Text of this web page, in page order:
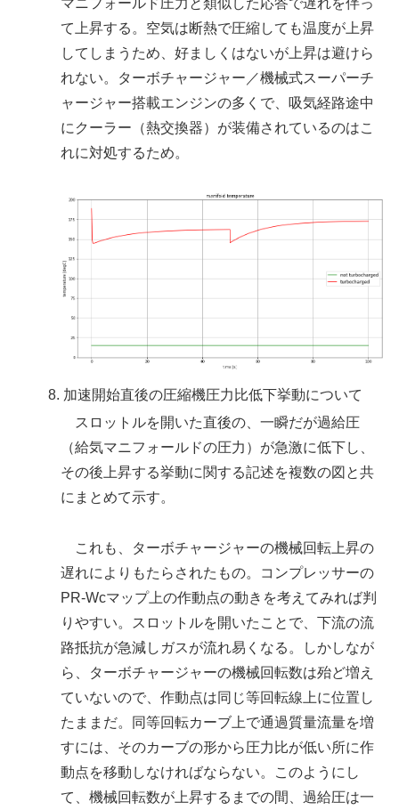
マニフォールド圧力と類似した応答で遅れを伴っ
て上昇する。空気は断熱で圧縮しても温度が上昇
してしまうため、好ましくはないが上昇は避けら
れない。ターボチャージャー／機械式スーパーチ
ャージャー搭載エンジンの多くで、吸気経路途中
にクーラー（熱交換器）が装備されているのはこ
れに対処するため。
加速開始直後の圧縮機圧力比低下挙動について
スロットルを開いた直後の、一瞬だが過給圧
（給気マニフォールドの圧力）が急激に低下し、
その後上昇する挙動に関する記述を複数の図と共
にまとめて示す。
これも、ターボチャージャーの機械回転上昇の
遅れによりもたらされたもの。コンプレッサーの
PR-Wcマップ上の作動点の動きを考えてみれば判
りやすい。スロットルを開いたことで、下流の流
路抵抗が急減しガスが流れ易くなる。しかしなが
ら、ターボチャージャーの機械回転数は殆ど増え
ていないので、作動点は同じ等回転線上に位置し
たままだ。同等回転カーブ上で通過質量流量を増
すには、そのカーブの形から圧力比が低い所に作
動点を移動しなければならない。このようにし
て、機械回転数が上昇するまでの間、過給圧は一